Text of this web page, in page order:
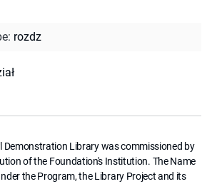
: rozdz
Demonstration Library was commissioned by
of the Foundation's Institution. The Name
the Program, the Library Project and its